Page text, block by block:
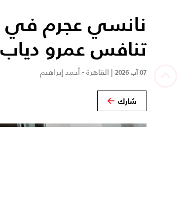
نانسي عجرم في
تنافس عمرو
07 آب 2026 | القاهرة - أحمد إبراهيم
شارك